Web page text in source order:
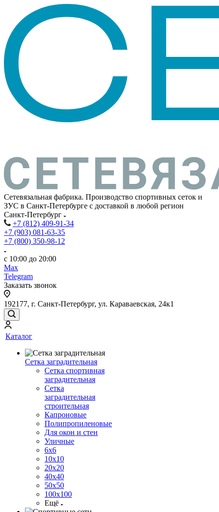
Сетевязальная фабрика. Производство спортивных сеток и
ЗУС в Санкт-Петербурге с доставкой в любой регион
Санкт-Петербург
+7 (812) 409-91-34
+7 (903) 081-63-35
+7 (800) 350-98-12
с 10:00 до 20:00
Max
Telegram
Заказать звонок
192177, г. Санкт-Петербург, ул. Караваевская, 24к1
Каталог
Сетка заградительная
Сетка спортивная
заградительная
Сетка
заградительная
строительная
Капроновые
Полипропиленовые
Для окон и стен
Уличные
6х6
10х10
20х20
40х40
50х50
100х100
Ещё